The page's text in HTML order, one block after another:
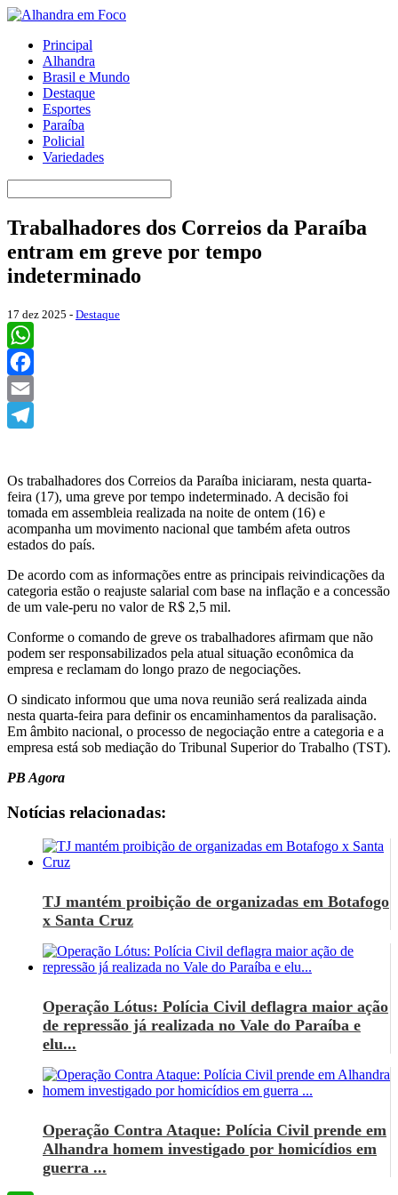
Principal
Alhandra
Brasil e Mundo
Destaque
Esportes
Paraíba
Policial
Variedades
Trabalhadores dos Correios da Paraíba
entram em greve por tempo
indeterminado
17 dez 2025 - Destaque
WhatsApp
Facebook
Email
Os trabalhadores dos Correios da Paraíba iniciaram, nesta quarta-
feira (17), uma greve por tempo indeterminado. A decisão foi
tomada em assembleia realizada na noite de ontem (16) e
acompanha um movimento nacional que também afeta outros
estados do país.
De acordo com as informações entre as principais reivindicações da
categoria estão o reajuste salarial com base na inflação e a concessão
de um vale-peru no valor de R$ 2,5 mil.
Conforme o comando de greve os trabalhadores afirmam que não
podem ser responsabilizados pela atual situação econômica da
empresa e reclamam do longo prazo de negociações.
O sindicato informou que uma nova reunião será realizada ainda
nesta quarta-feira para definir os encaminhamentos da paralisação.
Em âmbito nacional, o processo de negociação entre a categoria e a
empresa está sob mediação do Tribunal Superior do Trabalho (TST).
PB Agora
Notícias relacionadas:
TJ mantém proibição de organizadas em Botafogo
x Santa Cruz
Operação Lótus: Polícia Civil deflagra maior ação
de repressão já realizada no Vale do Paraíba e
elu...
Operação Contra Ataque: Polícia Civil prende em
Alhandra homem investigado por homicídios em
guerra ...